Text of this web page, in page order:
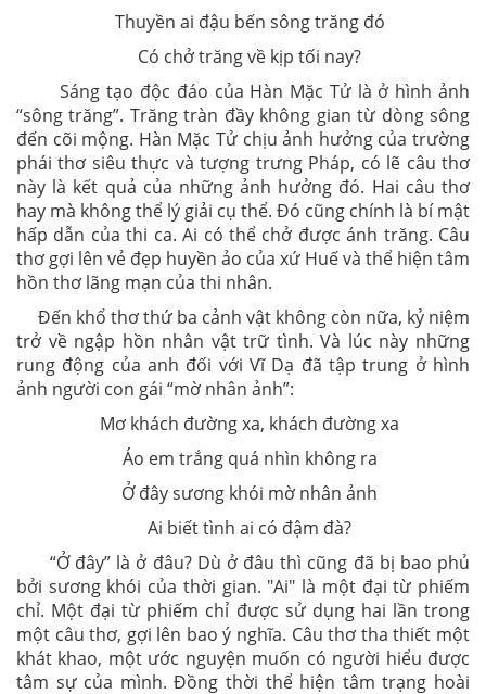
Thuyền ai đậu bến sông trăng đó
Có chở trăng về kịp tối nay?
Sáng tạo độc đáo của Hàn Mặc Tử là ở hình ảnh
“sông trăng”. Trăng tràn đầy không gian từ dòng sông
đến cõi mộng. Hàn Mặc Tử chịu ảnh hưởng của trường
phái thơ siêu thực và tượng trưng Pháp, có lẽ câu thơ
này là kết quả của những ảnh hưởng đó. Hai câu thơ
hay mà không thể lý giải cụ thể. Đó cũng chính là bí mật
hấp dẫn của thi ca. Ai có thể chở được ánh trăng. Câu
thơ gợi lên vẻ đẹp huyền ảo của xứ Huế và thể hiện tâm
hồn thơ lãng mạn của thi nhân.
Đến khổ thơ thứ ba cảnh vật không còn nữa, kỷ niệm
trở về ngập hồn nhân vật trữ tình. Và lúc này những
rung động của anh đối với Vĩ Dạ đã tập trung ở hình
ảnh người con gái “mờ nhân ảnh”:
Mơ khách đường xa, khách đường xa
Áo em trắng quá nhìn không ra
Ở đây sương khói mờ nhân ảnh
Ai biết tình ai có đậm đà?
“Ở đây” là ở đâu? Dù ở đâu thì cũng đã bị bao phủ
bởi sương khói của thời gian. "Ai" là một đại từ phiếm
chỉ. Một đại từ phiếm chỉ được sử dụng hai lần trong
một câu thơ, gợi lên bao ý nghĩa. Câu thơ tha thiết một
khát khao, một ước nguyện muốn có người hiểu được
tâm sự của mình. Đồng thời thể hiện tâm trạng hoài